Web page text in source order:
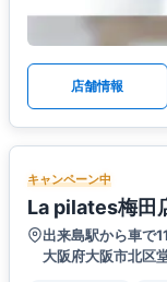
店舗情報
キャンペーン中
La pilates梅田
出来島駅から車で
大阪府大阪市北